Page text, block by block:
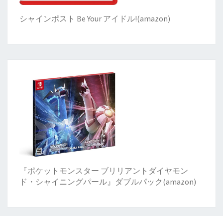
シャインポスト Be Your アイドル!(amazon)
『ポケットモンスター ブリリアントダイヤモン
ド・シャイニングパール』ダブルパック(amazon)